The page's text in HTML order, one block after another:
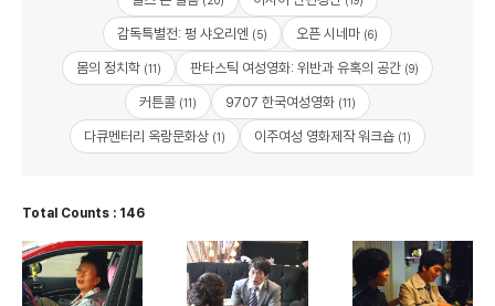
감독특별전: 펑 샤오리엔 (5) 오픈 시네마 (6)
몸의 정치학 (11) 판타스틱 여성영화: 위반과 유혹의 공간 (9)
커튼콜 (11) 9707 한국여성영화 (11)
다큐멘터리 옥랑문화상 (1) 이주여성 영화제작 워크숍 (1)
Total Counts : 146